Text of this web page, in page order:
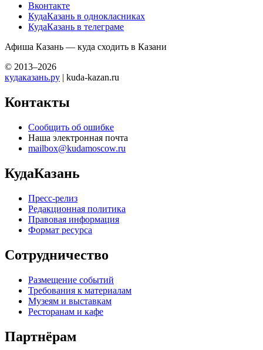
Вконтакте
КудаКазань в однокласниках
КудаКазань в телеграме
Афиша Казань — куда сходить в Казани
© 2013–2026
кудаказань.ру | kuda-kazan.ru
Контакты
Сообщить об ошибке
Наша электронная почта
mailbox@kudamoscow.ru
КудаКазань
Пресс-релиз
Редакционная политика
Правовая информация
Формат ресурса
Сотрудничество
Размещение событий
Требования к материалам
Музеям и выставкам
Ресторанам и кафе
Партнёрам